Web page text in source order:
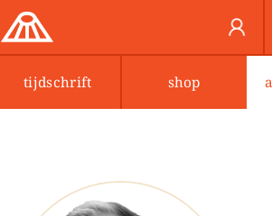
tijdschrift shop